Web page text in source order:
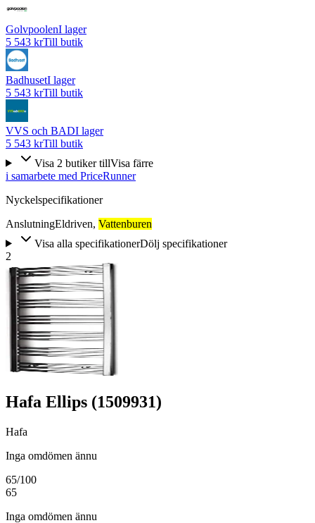
GolvpoolenI lager
5 543 krTill butik
BadhusetI lager
5 543 krTill butik
VVS och BADI lager
5 543 krTill butik
Visa 2 butiker tillVisa färre
i samarbete med PriceRunner
Nyckelspecifikationer
AnslutningEldriven, Vattenburen
Visa alla specifikationerDölj specifikationer
2
Hafa Ellips (1509931)
Hafa
Inga omdömen ännu
65/100
65
Inga omdömen ännu